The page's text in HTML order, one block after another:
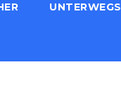
UNTERWEGS